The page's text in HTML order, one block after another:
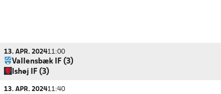
13. APR. 202411:00
Vallensbæk IF (3)
Ishøj IF (3)
13. APR. 202411:40